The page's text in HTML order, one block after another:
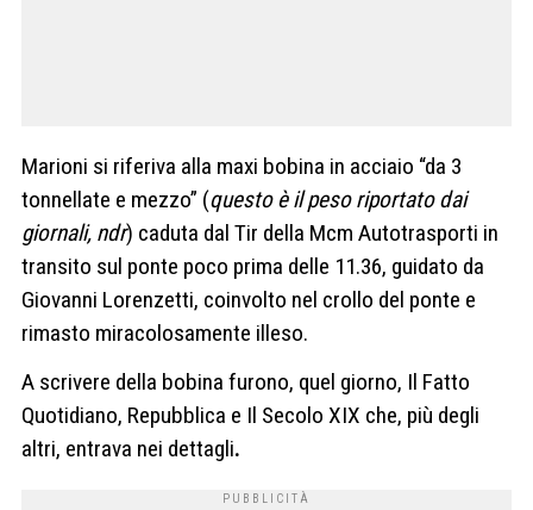
Marioni si riferiva alla maxi bobina in acciaio “da 3
tonnellate e mezzo” (questo è il peso riportato dai
giornali, ndr) caduta dal Tir della Mcm Autotrasporti in
transito sul ponte poco prima delle 11.36, guidato da
Giovanni Lorenzetti, coinvolto nel crollo del ponte e
rimasto miracolosamente illeso.
A scrivere della bobina furono, quel giorno, Il Fatto
Quotidiano, Repubblica e Il Secolo XIX che, più degli
altri, entrava nei dettagli.